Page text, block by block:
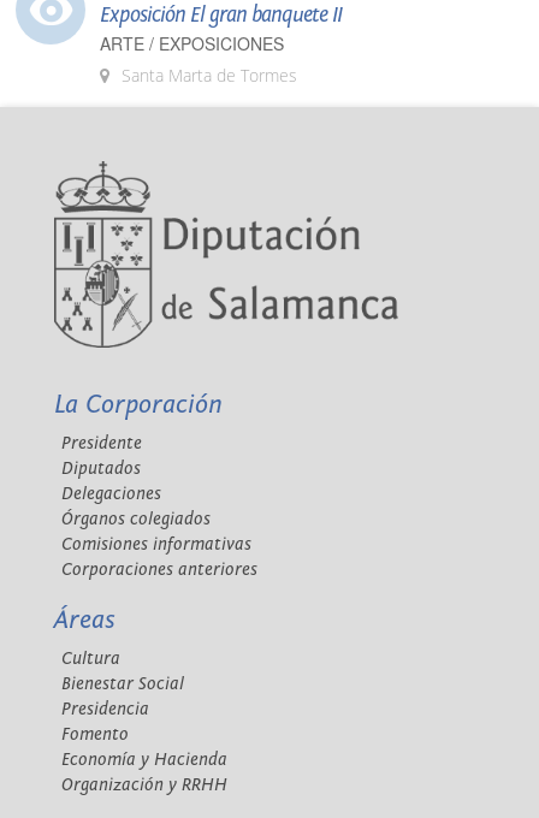
Exposición El gran banquete II
ARTE / EXPOSICIONES
Santa Marta de Tormes
La Corporación
Presidente
Diputados
Delegaciones
Órganos colegiados
Comisiones informativas
Corporaciones anteriores
Áreas
Cultura
Bienestar Social
Presidencia
Fomento
Economía y Hacienda
Organización y RRHH